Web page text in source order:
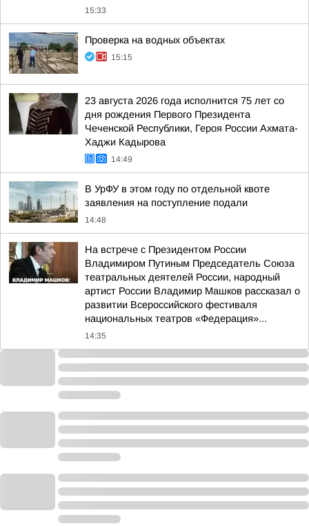
15:33
Проверка на водных объектах
15:15
23 августа 2026 года исполнится 75 лет со
дня рождения Первого Президента
Чеченской Республики, Героя России Ахмата-
Хаджи Кадырова
14:49
В УрФУ в этом году по отдельной квоте
заявления на поступление подали
14:48
На встрече с Президентом России
Владимиром Путиным Председатель Союза
театральных деятелей России, народный
артист России Владимир Машков рассказал о
развитии Всероссийского фестиваля
национальных театров «Федерация»...
14:35